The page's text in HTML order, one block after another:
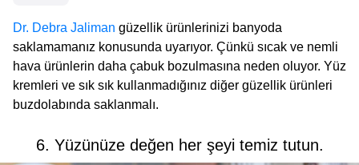
Dr. Debra Jaliman güzellik ürünlerinizi banyoda
saklamamanız konusunda uyarıyor. Çünkü sıcak ve nemli
hava ürünlerin daha çabuk bozulmasına neden oluyor. Yüz
kremleri ve sık sık kullanmadığınız diğer güzellik ürünleri
buzdolabında saklanmalı.
6. Yüzünüze değen her şeyi temiz tutun.